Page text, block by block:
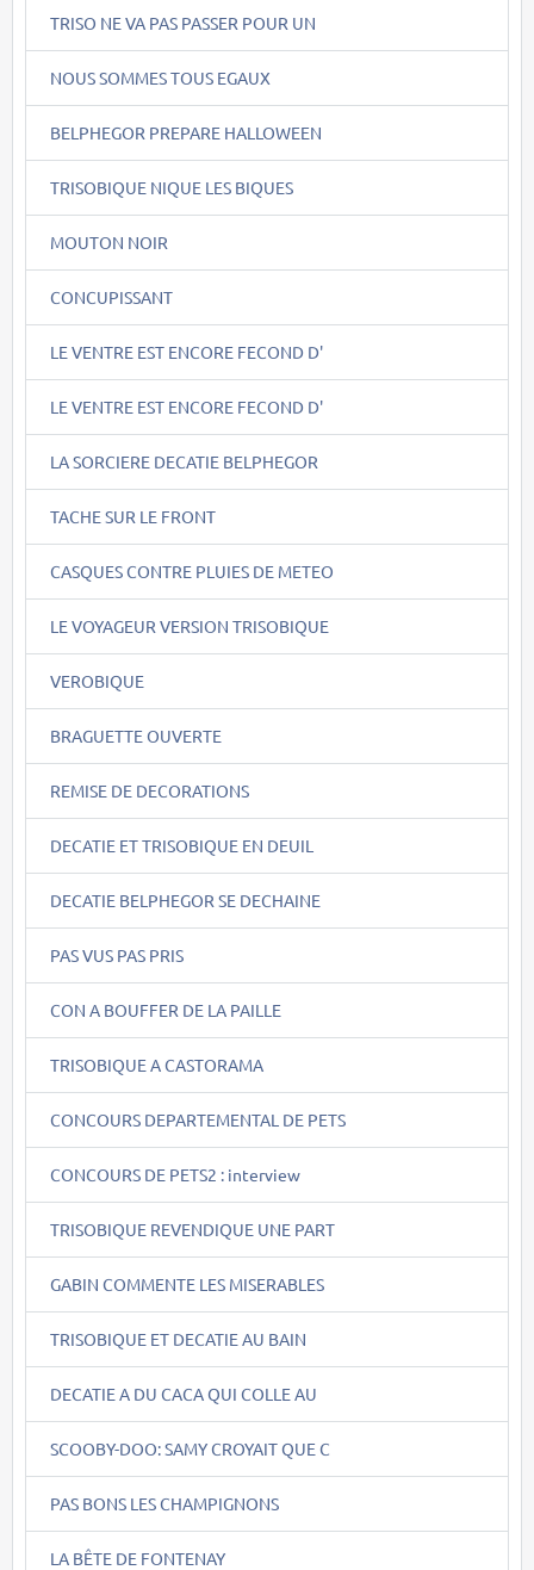
TRISO NE VA PAS PASSER POUR UN
NOUS SOMMES TOUS EGAUX
BELPHEGOR PREPARE HALLOWEEN
TRISOBIQUE NIQUE LES BIQUES
MOUTON NOIR
CONCUPISSANT
LE VENTRE EST ENCORE FECOND D'
LE VENTRE EST ENCORE FECOND D'
LA SORCIERE DECATIE BELPHEGOR
TACHE SUR LE FRONT
CASQUES CONTRE PLUIES DE METEO
LE VOYAGEUR VERSION TRISOBIQUE
VEROBIQUE
BRAGUETTE OUVERTE
REMISE DE DECORATIONS
DECATIE ET TRISOBIQUE EN DEUIL
DECATIE BELPHEGOR SE DECHAINE
PAS VUS PAS PRIS
CON A BOUFFER DE LA PAILLE
TRISOBIQUE A CASTORAMA
CONCOURS DEPARTEMENTAL DE PETS
CONCOURS DE PETS2 : interview
TRISOBIQUE REVENDIQUE UNE PART
GABIN COMMENTE LES MISERABLES
TRISOBIQUE ET DECATIE AU BAIN
DECATIE A DU CACA QUI COLLE AU
SCOOBY-DOO: SAMY CROYAIT QUE C
PAS BONS LES CHAMPIGNONS
LA BÊTE DE FONTENAY